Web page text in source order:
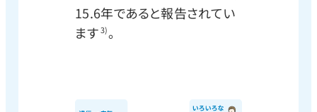
15.6年であると報告されてい
ます3)。